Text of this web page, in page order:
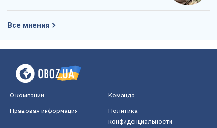
Все мнения
О компании Команда
Правовая информация
Политика
конфиденциальности